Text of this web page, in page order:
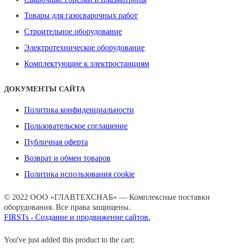
Товары для газосварочных работ
Строительное оборудование
Электротехническое оборудование
Комплектующие к электростанциям
ДОКУМЕНТЫ САЙТА
Политика конфиденциальности
Пользовательское соглашение
Публичная оферта
Возврат и обмен товаров
Политика использования cookie
© 2022 ООО «ГЛАВТЕХСНАБ» — Комплексные поставки
оборудования. Все права защищены.
FIRSTs - Создание и продвижение сайтов.
You've just added this product to the cart: